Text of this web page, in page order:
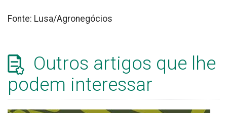
Fonte: Lusa/Agronegócios
Outros artigos que lhe
podem interessar